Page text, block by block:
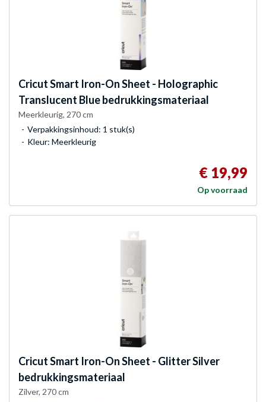
CricutSmart Iron-On Sheet - Holographic
Translucent Blue bedrukkingsmateriaal
Meerkleurig, 270 cm
Verpakkingsinhoud: 1 stuk(s)
Kleur: Meerkleurig
€ 19,99
Op voorraad
CricutSmart Iron-On Sheet - Glitter Silver
bedrukkingsmateriaal
Zilver, 270 cm